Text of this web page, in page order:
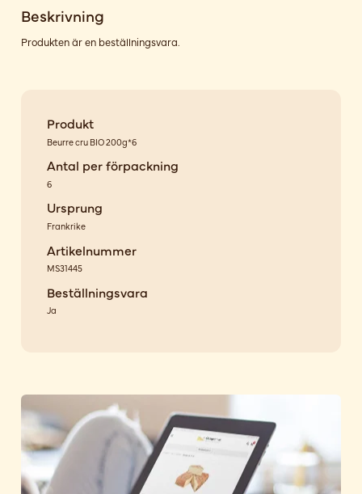
Beskrivning
Produkten är en beställningsvara.
Produkt
Beurre cru BIO 200g*6
Antal per förpackning
6
Ursprung
Frankrike
Artikelnummer
MS31445
Beställningsvara
Ja